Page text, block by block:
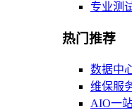
专业测
热门推荐
数据中
维保服
AIO一